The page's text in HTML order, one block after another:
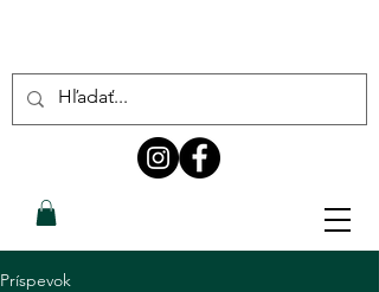
Príspevok